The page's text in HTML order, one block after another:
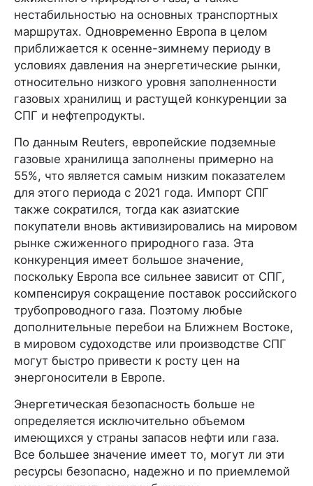
нестабильностью на основных транспортных
маршрутах. Одновременно Европа в целом
приближается к осенне-зимнему периоду в
условиях давления на энергетические рынки,
относительно низкого уровня заполненности
газовых хранилищ и растущей конкуренции за
СПГ и нефтепродукты.
По данным Reuters, европейские подземные
газовые хранилища заполнены примерно на
55%, что является самым низким показателем
для этого периода с 2021 года. Импорт СПГ
также сократился, тогда как азиатские
покупатели вновь активизировались на мировом
рынке сжиженного природного газа. Эта
конкуренция имеет большое значение,
поскольку Европа все сильнее зависит от СПГ,
компенсируя сокращение поставок российского
трубопроводного газа. Поэтому любые
дополнительные перебои на Ближнем Востоке,
в мировом судоходстве или производстве СПГ
могут быстро привести к росту цен на
энергоносители в Европе.
Энергетическая безопасность больше не
определяется исключительно объемом
имеющихся у страны запасов нефти или газа.
Все большее значение имеет то, могут ли эти
ресурсы безопасно, надежно и по приемлемой